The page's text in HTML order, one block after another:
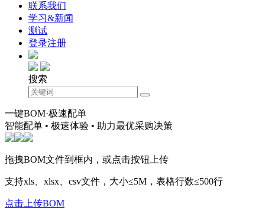
联系我们
学习&新闻
测试
登录注册
搜索
一键BOM·极速配单
智能配单 • 极速体验 • 助力最优采购决策
拖拽BOM文件到框内，或点击按钮上传
支持xls、xlsx、csv文件，大小≤5M，表格行数≤500行
点击上传BOM